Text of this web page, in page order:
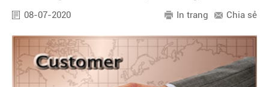
08-07-2020 Chia sẻ
In trang